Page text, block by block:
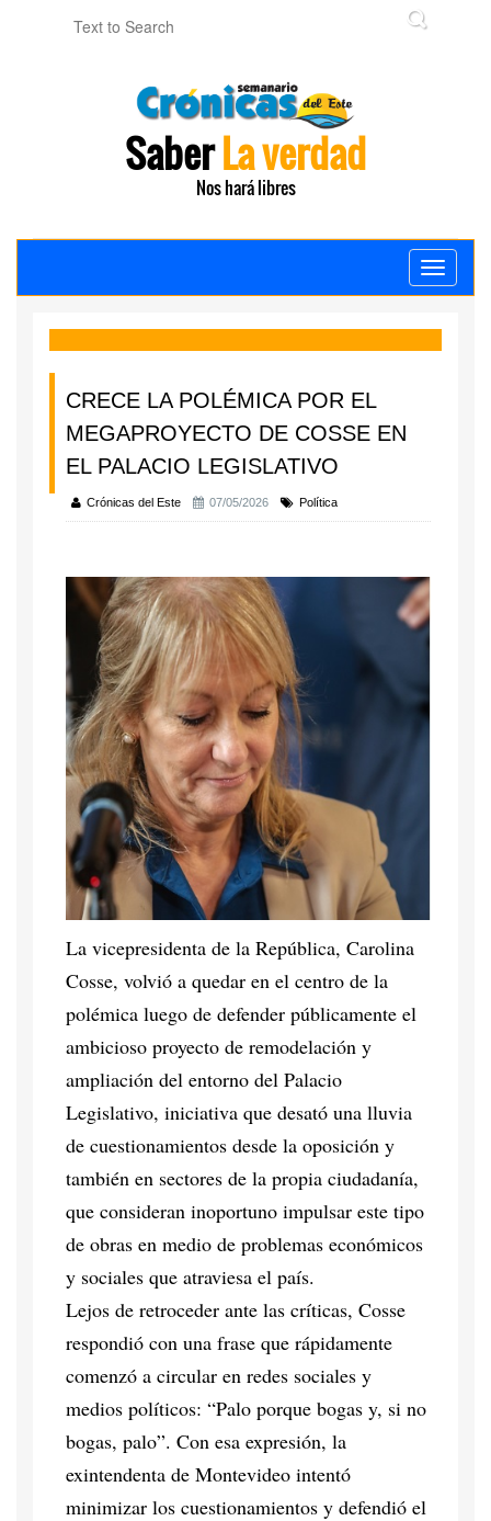
SaberLa verdad
Nos hará libres
Toggle
CRECE LA POLÉMICA POR EL
MEGAPROYECTO DE COSSE EN
EL PALACIO LEGISLATIVO
Crónicas del Este 07/05/2026 Política
La vicepresidenta de la República, Carolina
Cosse, volvió a quedar en el centro de la
polémica luego de defender públicamente el
ambicioso proyecto de remodelación y
ampliación del entorno del Palacio
Legislativo, iniciativa que desató una lluvia
de cuestionamientos desde la oposición y
también en sectores de la propia ciudadanía,
que consideran inoportuno impulsar este tipo
de obras en medio de problemas económicos
y sociales que atraviesa el país.
Lejos de retroceder ante las críticas, Cosse
respondió con una frase que rápidamente
comenzó a circular en redes sociales y
medios políticos: “Palo porque bogas y, si no
bogas, palo”. Con esa expresión, la
exintendenta de Montevideo intentó
minimizar los cuestionamientos y defendió el